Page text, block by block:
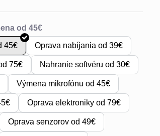
45€ Oprava nabíjania od 39€
75€ Nahranie softvéru od 30€
Výmena mikrofónu od 45€
Oprava elektroniky od 79€
Oprava senzorov od 49€